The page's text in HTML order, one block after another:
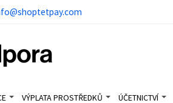
VÝPLATA PROSTŘEDKŮ ÚČETNICTVÍ